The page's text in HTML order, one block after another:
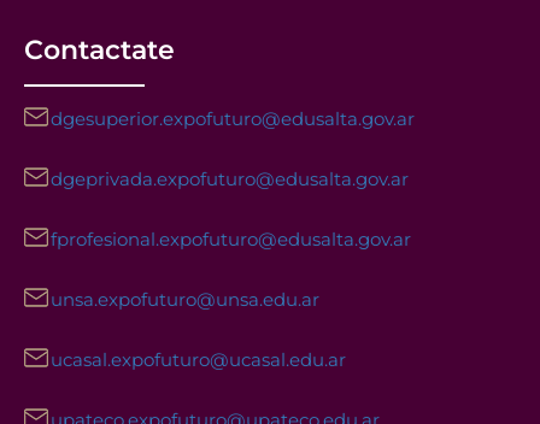
Contactate
dgesuperior.expofuturo@edusalta.gov.ar
dgeprivada.expofuturo@edusalta.gov.ar
fprofesional.expofuturo@edusalta.gov.ar
unsa.expofuturo@unsa.edu.ar
ucasal.expofuturo@ucasal.edu.ar